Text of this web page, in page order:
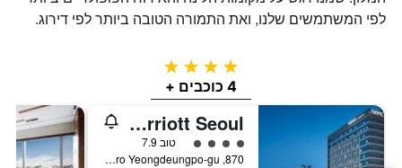
לפי המשתמשים שלנו, ואת התמורה הטובה ביותר לפי דירוג.
4 כוכבים
4 כוכבים +
Fairfield by Marriott Seoul
4 דירוג מחלקת נוסעים
טוב 7.9
870, Gyeongin-ro Yeongdeungpo-gu, סיאול, דרום קוריאה